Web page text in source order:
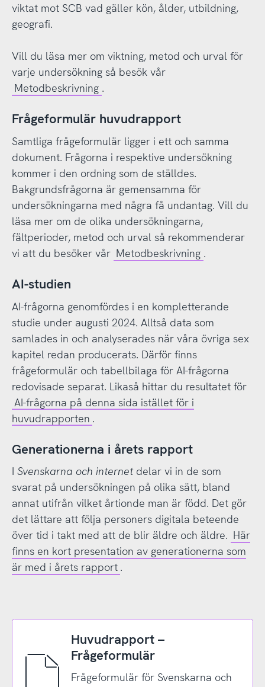
viktat mot SCB vad gäller kön, ålder, utbildning,
geografi.
Vill du läsa mer om viktning, metod och urval för
varje undersökning så besök vår
Metodbeskrivning .
Frågeformulär huvudrapport
Samtliga frågeformulär ligger i ett och samma
dokument. Frågorna i respektive undersökning
kommer i den ordning som de ställdes.
Bakgrundsfrågorna är gemensamma för
undersökningarna med några få undantag. Vill du
läsa mer om de olika undersökningarna,
fältperioder, metod och urval så rekommenderar
vi att du besöker vår Metodbeskrivning .
AI-studien
AI-frågorna genomfördes i en kompletterande
studie under augusti 2024. Alltså data som
samlades in och analyserades när våra övriga sex
kapitel redan producerats. Därför finns
frågeformulär och tabellbilaga för AI-frågorna
redovisade separat. Likaså hittar du resultatet för
AI-frågorna på denna sida istället för i
huvudrapporten .
Generationerna i årets rapport
I Svenskarna och internet delar vi in de som
svarat på undersökningen på olika sätt, bland
annat utifrån vilket årtionde man är född. Det gör
det lättare att följa personers digitala beteende
över tid i takt med att de blir äldre och äldre. Här
finns en kort presentation av generationerna som
är med i årets rapport .
Huvudrapport –
Frågeformulär
Frågeformulär för Svenskarna och